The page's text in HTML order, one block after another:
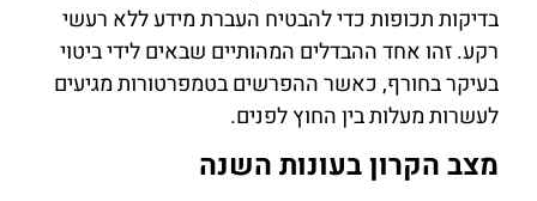
בדיקות תכופות כדי להבטיח העברת מידע ללא רעשי
רקע. זהו אחד ההבדלים המהותיים שבאים לידי ביטוי
בעיקר בחורף, כאשר ההפרשים בטמפרטורות מגיעים
לעשרות מעלות בין החוץ לפנים.
מצב הקרון בעונות השנה